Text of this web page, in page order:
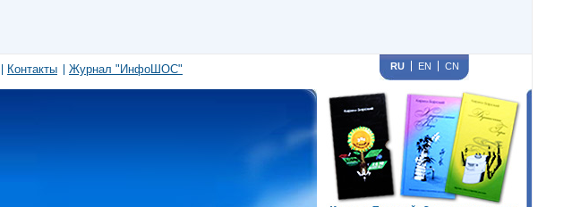
Контакты Журнал "ИнфоШОС" RU EN CN